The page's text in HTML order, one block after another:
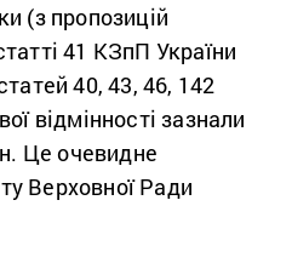
(з пропозицій
41 КЗпП України
40, 43, 46, 142
відмінності зазнали
Це очевидне
Верховної Ради